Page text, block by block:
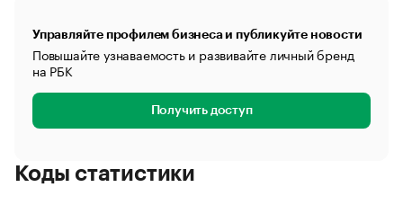
Управляйте профилем бизнеса и публикуйте новости
Повышайте узнаваемость и развивайте личный бренд
на РБК
Получить доступ
Коды статистики